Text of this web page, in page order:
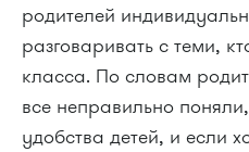
родителей
разговаривать с теми,
класса. По словам
все неправильно
удобства детей, и если